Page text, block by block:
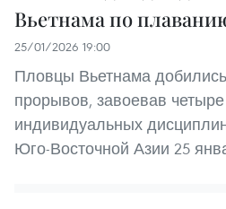
Вьетнама по
25/01/2026 19:00
Пловцы Вьетнама
прорывов, завоевав
индивидуальных
Юго-Восточной Азии 25